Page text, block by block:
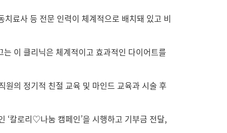
료사 등 전문 인력이 체계적으로 배치돼 있고 비
이 클리닉은 체계적이고 효과적인 다이어트를
의 정기적 친절 교육 및 마인드 교육과 시술 후
‘칼로리♡나눔 캠페인’을 시행하고 기부금 전달,